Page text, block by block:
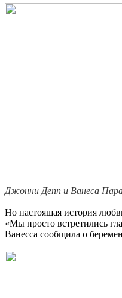
Джонни Депп и Ванеса
Но настоящая история
«Мы просто встретились
Ванесса сообщила о